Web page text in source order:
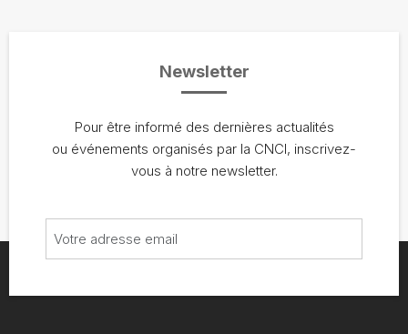
Newsletter
Pour être informé des dernières actualités
ou événements organisés par la CNCI, inscrivez-
vous à notre newsletter.